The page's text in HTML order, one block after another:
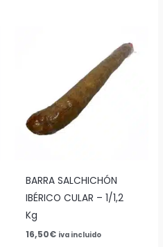
BARRA SALCHICHÓN
IBÉRICO CULAR – 1/1,2
Kg
16,50€ iva incluido